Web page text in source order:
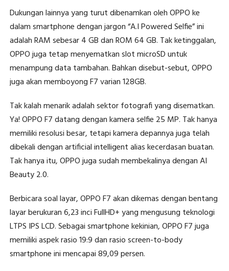
Dukungan lainnya yang turut dibenamkan oleh OPPO ke
dalam smartphone dengan jargon “A.I Powered Selfie” ini
adalah RAM sebesar 4 GB dan ROM 64 GB. Tak ketinggalan,
OPPO juga tetap menyematkan slot microSD untuk
menampung data tambahan. Bahkan disebut-sebut, OPPO
juga akan memboyong F7 varian 128GB.
Tak kalah menarik adalah sektor fotografi yang disematkan.
Ya! OPPO F7 datang dengan kamera selfie 25 MP. Tak hanya
memiliki resolusi besar, tetapi kamera depannya juga telah
dibekali dengan artificial intelligent alias kecerdasan buatan.
Tak hanya itu, OPPO juga sudah membekalinya dengan AI
Beauty 2.0.
Berbicara soal layar, OPPO F7 akan dikemas dengan bentang
layar berukuran 6,23 inci FullHD+ yang mengusung teknologi
LTPS IPS LCD. Sebagai smartphone kekinian, OPPO F7 juga
memiliki aspek rasio 19:9 dan rasio screen-to-body
smartphone ini mencapai 89,09 persen.